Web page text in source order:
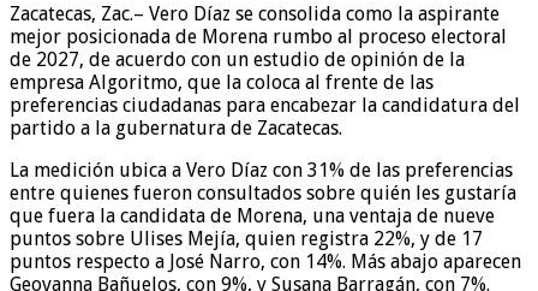
Zacatecas, Zac.– Vero Díaz se consolida como la aspirante
mejor posicionada de Morena rumbo al proceso electoral
de 2027, de acuerdo con un estudio de opinión de la
empresa Algoritmo, que la coloca al frente de las
preferencias ciudadanas para encabezar la candidatura del
partido a la gubernatura de Zacatecas.
La medición ubica a Vero Díaz con 31% de las preferencias
entre quienes fueron consultados sobre quién les gustaría
que fuera la candidata de Morena, una ventaja de nueve
puntos sobre Ulises Mejía, quien registra 22%, y de 17
puntos respecto a José Narro, con 14%. Más abajo aparecen
Geovanna Bañuelos, con 9%, y Susana Barragán, con 7%.